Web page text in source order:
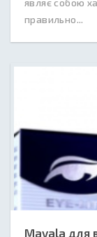
являє собою
правильно...
Mavala для